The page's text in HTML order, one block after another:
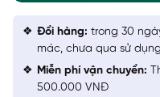
Đổi hàng: trong 30
mác, chưa qua sử
Miễn phí vận chuyển:
500.000 VNĐ